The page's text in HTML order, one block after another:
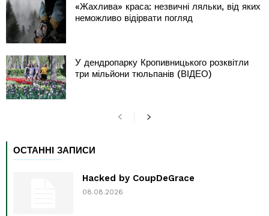
«Жахлива» краса: незвичні ляльки, від яких
неможливо відірвати погляд
У дендропарку Кропивницького розквітли
три мільйони тюльпанів (ВІДЕО)
ОСТАННІ ЗАПИСИ
Hacked by CoupDeGrace
08.08.2026